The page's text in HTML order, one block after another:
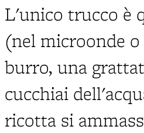
L'unico trucco è
(nel microonde
burro, una
cucchiai
ricotta si